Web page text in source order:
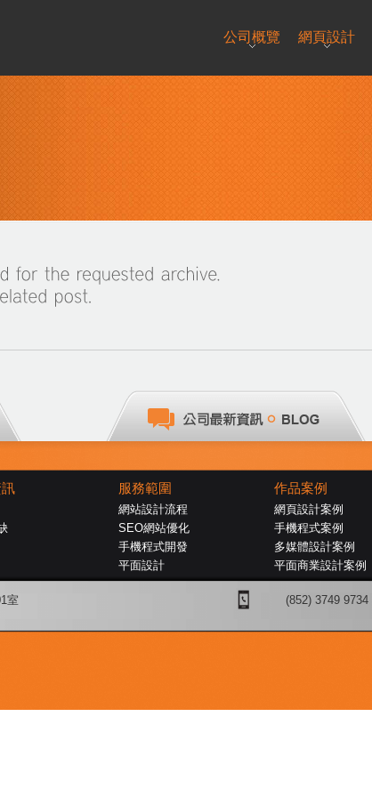
公司概覽 網頁設計
服務範圍
網站設計流程
SEO網站優化
手機程式開發
平面設計
作品案例
網頁設計案例
手機程式案例
多媒體設計案例
平面商業設計案例
室 (852) 3749 9734